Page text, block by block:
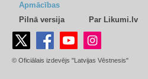
Apmācības
Pilnā versija
Par Likumi.lv
© Oficiālais izdevējs "Latvijas Vēstnesis"